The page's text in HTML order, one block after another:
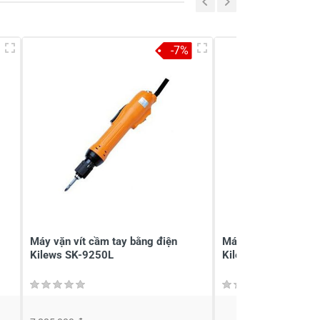
Máy vặn vít cầm tay bằng điện
Kilews SK-9250L
-7%
Máy vặn vít cầm
Kilews SK-9240P